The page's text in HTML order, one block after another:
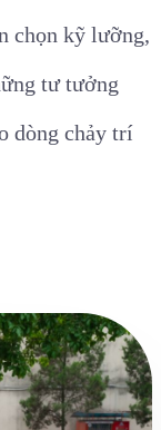
chọn kỹ lưỡng,
tư tưởng
dòng chảy trí